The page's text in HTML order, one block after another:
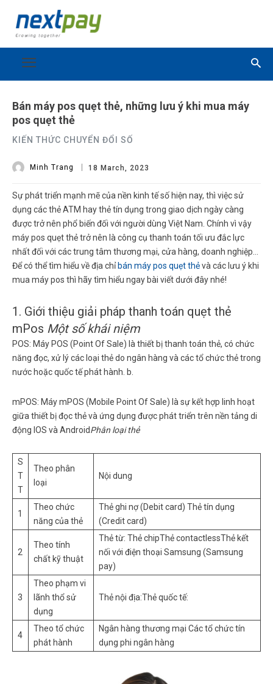
Bán máy pos quẹt thẻ, những lưu ý khi mua máy
pos quẹt thẻ
KIẾN THỨC CHUYỂN ĐỔI SỐ
Minh Trang 18 March, 2023
Sự phát triển mạnh mẽ của nền kinh tế số hiện nay, thì việc sử
dụng các thẻ ATM hay thẻ tín dụng trong giao dịch ngày càng
được trở nên phổ biến đối với người dùng Việt Nam. Chính vì vậy
máy pos quẹt thẻ trở nên là công cụ thanh toán tối ưu đắc lực
nhất đối với các trung tâm thương mại, cửa hàng, doanh nghiệp…
Để có thể tìm hiểu về địa chỉ bán máy pos quẹt thẻvà các lưu ý khi
mua máy pos thì hãy tìm hiểu ngay bài viết dưới đây nhé!
1. Giới thiệu giải pháp thanh toán quẹt thẻ
mPos Một số khái niệm
POS: Máy POS (Point Of Sale) là thiết bị thanh toán thẻ, có chức
năng đọc, xử lý các loại thẻ do ngân hàng và các tổ chức thẻ trong
nước hoặc quốc tế phát hành. b.
mPOS: Máy mPOS (Mobile Point Of Sale) là sự kết hợp linh hoạt
giữa thiết bị đọc thẻ và ứng dụng được phát triển trên nền tảng di
động IOS và AndroidPhân loại thẻ
S
T
T
Theo phân
loại
Nội dung
1
Theo chức
năng của thẻ
Thẻ ghi nợ (Debit card) Thẻ tín dụng
(Credit card)
2
Theo tính
chất kỹ thuật
Thẻ từ: Thẻ chipThẻ contactlessThẻ kết
nối với điện thoại Samsung (Samsung
pay)
3
Theo phạm vi
lãnh thổ sử
dụng
Thẻ nội địa:Thẻ quốc tế:
4
Theo tổ chức
phát hành
Ngân hàng thương mại Các tổ chức tín
dụng phi ngân hàng